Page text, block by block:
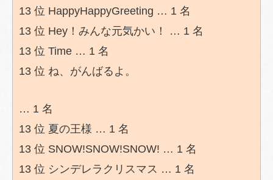
13 位 HappyHappyGreeting … 1 名
13 位 Hey！みんな元気かい！ … 1 名
13 位 Time … 1 名
13 位 ね、がんばるよ。
… 1 名
13 位 夏の王様 … 1 名
13 位 SNOW!SNOW!SNOW! … 1 名
13 位 シンデレラクリスマス … 1 名